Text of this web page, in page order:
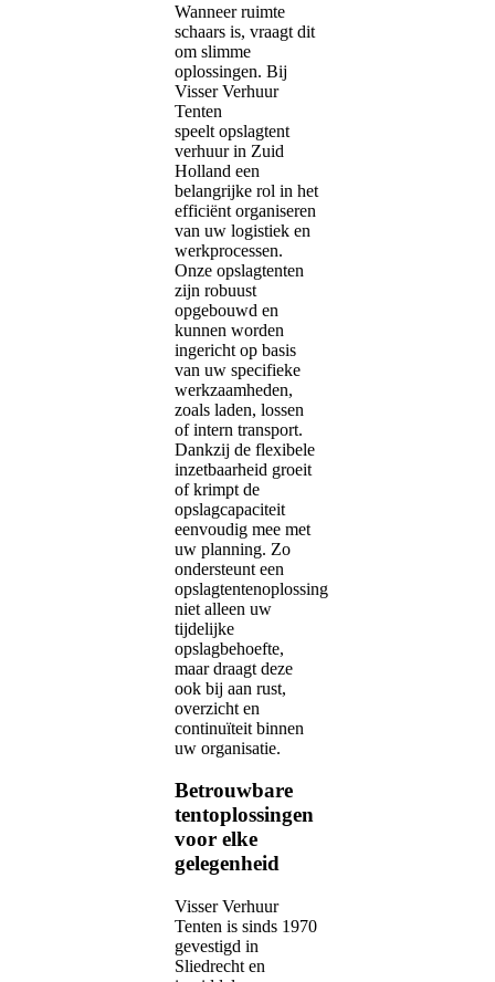
Wanneer ruimte
schaars is, vraagt dit
om slimme
oplossingen. Bij
Visser Verhuur
Tenten
speelt opslagtent
verhuur in Zuid
Holland een
belangrijke rol in het
efficiënt organiseren
van uw logistiek en
werkprocessen.
Onze opslagtenten
zijn robuust
opgebouwd en
kunnen worden
ingericht op basis
van uw specifieke
werkzaamheden,
zoals laden, lossen
of intern transport.
Dankzij de flexibele
inzetbaarheid groeit
of krimpt de
opslagcapaciteit
eenvoudig mee met
uw planning. Zo
ondersteunt een
opslagtentenoplossing
niet alleen uw
tijdelijke
opslagbehoefte,
maar draagt deze
ook bij aan rust,
overzicht en
continuïteit binnen
uw organisatie.
Betrouwbare
tentoplossingen
voor elke
gelegenheid
Visser Verhuur
Tenten is sinds 1970
gevestigd in
Sliedrecht en